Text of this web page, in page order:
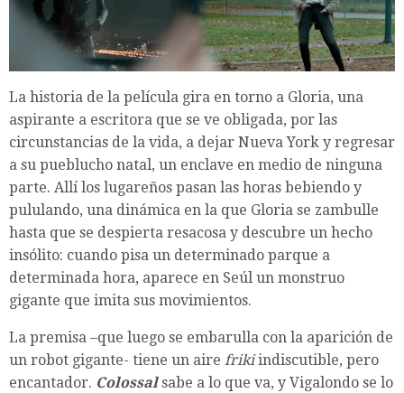
La historia de la película gira en torno a Gloria, una
aspirante a escritora que se ve obligada, por las
circunstancias de la vida, a dejar Nueva York y regresar
a su pueblucho natal, un enclave en medio de ninguna
parte. Allí los lugareños pasan las horas bebiendo y
pululando, una dinámica en la que Gloria se zambulle
hasta que se despierta resacosa y descubre un hecho
insólito: cuando pisa un determinado parque a
determinada hora, aparece en Seúl un monstruo
gigante que imita sus movimientos.
La premisa –que luego se embarulla con la aparición de
un robot gigante- tiene un aire frikiindiscutible, pero
encantador. Colossalsabe a lo que va, y Vigalondo se lo